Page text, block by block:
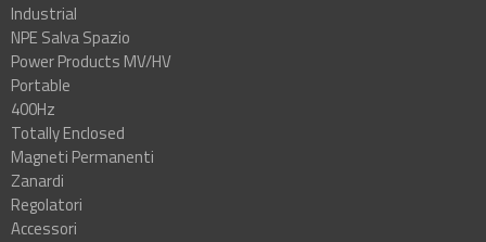
Industrial
NPE Salva Spazio
Power Products MV/HV
Portable
400Hz
Totally Enclosed
Magneti Permanenti
Zanardi
Regolatori
Accessori